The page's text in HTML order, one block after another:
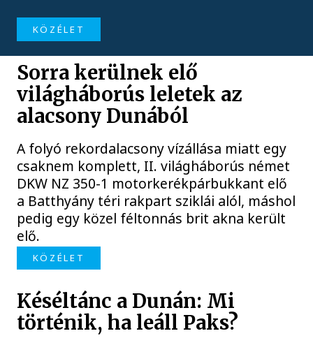
KÖZÉLET
Sorra kerülnek elő
világháborús leletek az
alacsony Dunából
A folyó rekordalacsony vízállása miatt egy
csaknem komplett, II. világháborús német
DKW NZ 350-1 motorkerékpárbukkant elő
a Batthyány téri rakpart sziklái alól, máshol
pedig egy közel féltonnás brit akna került
elő.
KÖZÉLET
Késéltánc a Dunán: Mi
történik, ha leáll Paks?